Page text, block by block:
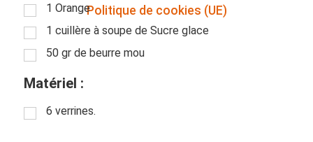
Politique de cookies (UE)
1 Orange
1 cuillère à soupe de Sucre glace
50 gr de beurre mou
Matériel :
6 verrines.